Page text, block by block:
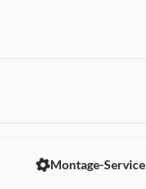
Montage-Service